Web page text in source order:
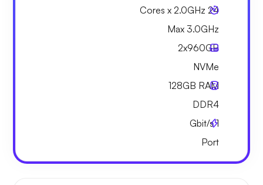
24 Cores x 2.0GHz
Max 3.0GHz
2x960GB
NVMe
128GB RAM
DDR4
1
Gbit/s
Port